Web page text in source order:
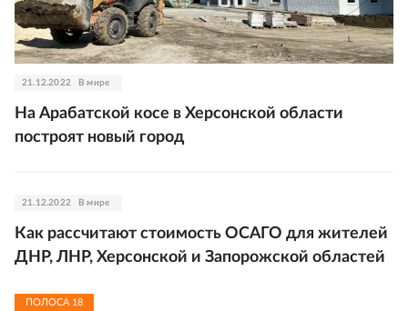
21.12.2022 В мире
На Арабатской косе в Херсонской области
построят новый город
21.12.2022 В мире
Как рассчитают стоимость ОСАГО для жителей
ДНР, ЛНР, Херсонской и Запорожской областей
ПОЛОСА 18